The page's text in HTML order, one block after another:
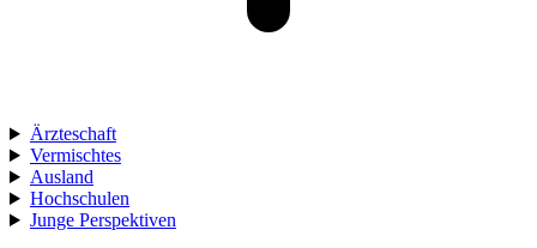
Ärzteschaft
Vermischtes
Ausland
Hochschulen
Junge Perspektiven